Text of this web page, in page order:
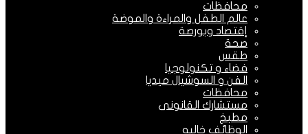
محافظات
عالم الطفل والمراءة والموضة
إقتصاد وبورصة
صحة
طقس
فضاء و تكنولوجيا
الفن و السوشيال ميديا
محافظات
مستشارك القانونى
مطبخ
الوظائف خاليه